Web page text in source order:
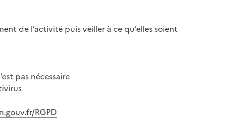
de l’activité puis veiller à ce qu’elles soient
pas nécessaire
RGPD